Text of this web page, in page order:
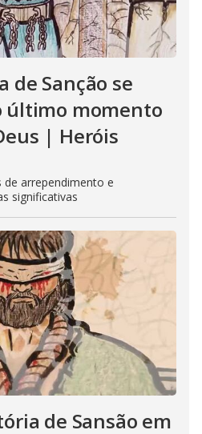
de Sanção se
último momento
| Heróis
de arrependimento e
significativas
de Sansão em